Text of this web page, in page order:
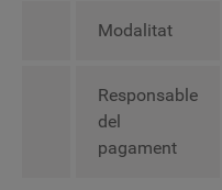
Modalitat
Responsable
del
pagament